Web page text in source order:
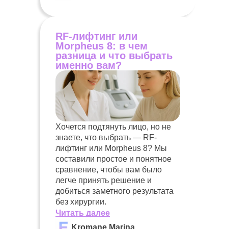
RF-лифтинг или
Morpheus 8: в чем
разница и что выбрать
именно вам?
Хочется подтянуть лицо, но не
знаете, что выбрать — RF-
лифтинг или Morpheus 8? Мы
составили простое и понятное
сравнение, чтобы вам было
легче принять решение и
добиться заметного результата
без хирургии.
Читать далее
Kromane Marina